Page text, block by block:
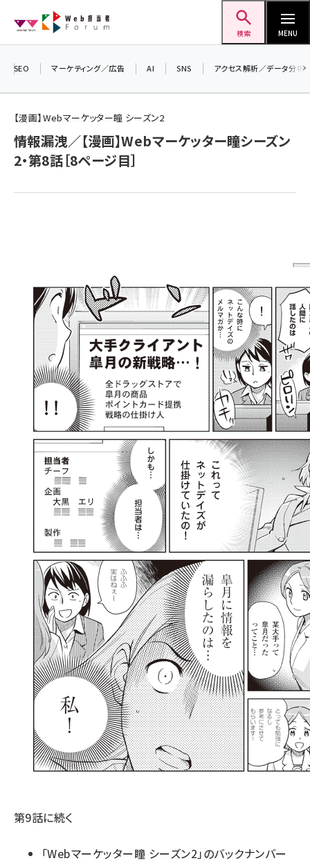
ン
検索 MENU
seo (3538)
z世代 (1629)
meo (1281)
llmo (1167)
SEO マーケティング／広告 AI SNS アクセス解析／データ分析
【漫画】Webマーケッター瞳 シーズン2
情報漏洩／【漫画】Webマーケッター瞳シーズン
2・第8話［8ページ目］
第9話に続く
「Webマーケッター瞳 シーズン2」のバックナンバー
＼